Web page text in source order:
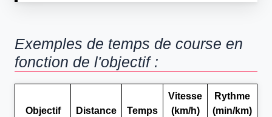
Exemples de temps de course en
fonction de l'objectif :
Objectif Distance Temps
Vitesse
(km/h)
Rythme
(min/km)